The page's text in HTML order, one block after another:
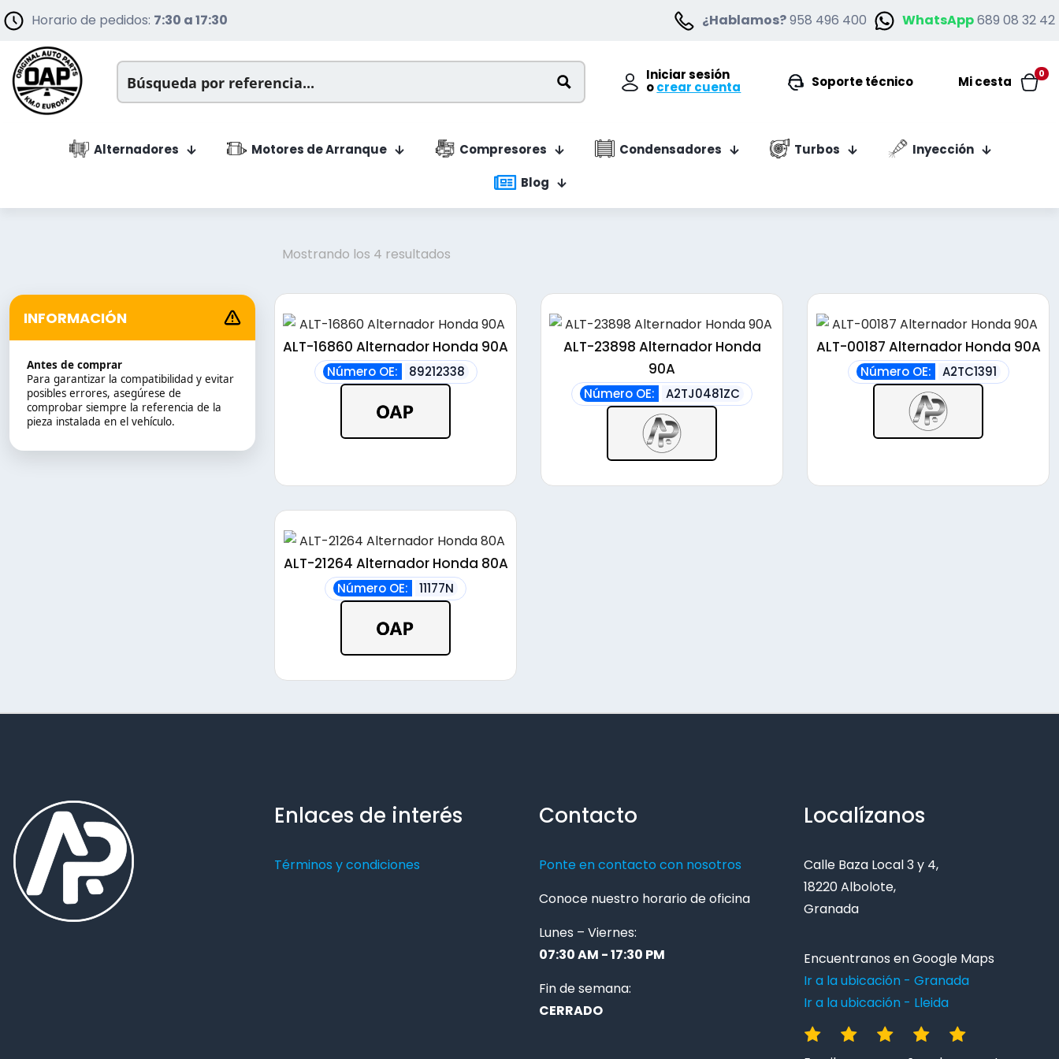
Horario de pedidos: 7:30 a 17:30 ¿Hablamos?958 496 400 WhatsApp689 08 32 42
Iniciar sesión
ocrear cuenta Soporte técnico
0
Mi cesta
Alternadores Motores de Arranque Compresores Condensadores Turbos
Inyección
Blog
INFORMACIÓN
Antes de comprar
Para garantizar la compatibilidad y evitar
posibles errores, asegúrese de
comprobar siempre la referencia de la
pieza instalada en el vehículo.
Mostrando los 4 resultadosOrdenado
precio:
bajo
a
alto
ALT-16860 Alternador Honda 90A
Número OE: 89212338
ALT-23898 Alternador Honda
90A
Número OE: A2TJ0481ZC
ALT-00187 Alternador Honda 90A
Número OE: A2TC1391
ALT-21264 Alternador Honda 80A
Número OE: 11177N
Enlaces de interés
Términos y condiciones
Contacto
Ponte en contacto con nosotros
Conoce nuestro horario de oficina
Lunes – Viernes:
07:30 AM - 17:30 PM
Fin de semana:
CERRADO
Localízanos
Calle Baza Local 3 y 4,
18220 Albolote,
Granada
Encuentranos en Google Maps
Ir a la ubicación - Granada
Ir a la ubicación - Lleida